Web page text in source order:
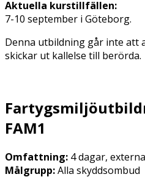
Aktuella kurstillfällen:
7-10 september i Göteborg.
Denna utbildning går inte att
skickar ut kallelse till berörda.
FAM1
Omfattning: 4 dagar,
Målgrupp:Alla skyddsombud